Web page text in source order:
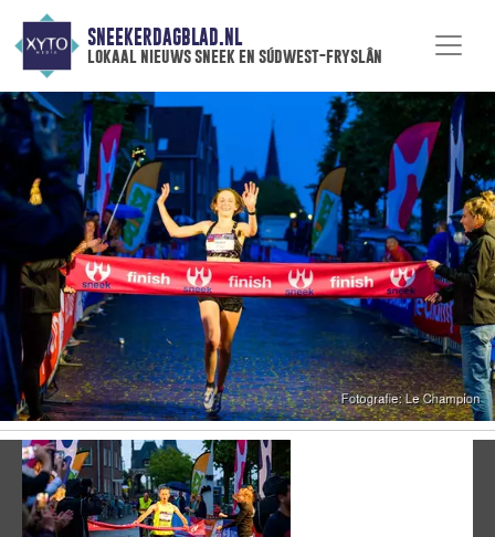
SNEEKERDAGBLAD.NL
lokaal nieuws sneek en súdwest-fryslân